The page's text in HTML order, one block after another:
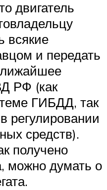
двигатель
всякие
и передать
РФ (как
ГИБДД, так
регулировании
средств).
получено
можно думать о